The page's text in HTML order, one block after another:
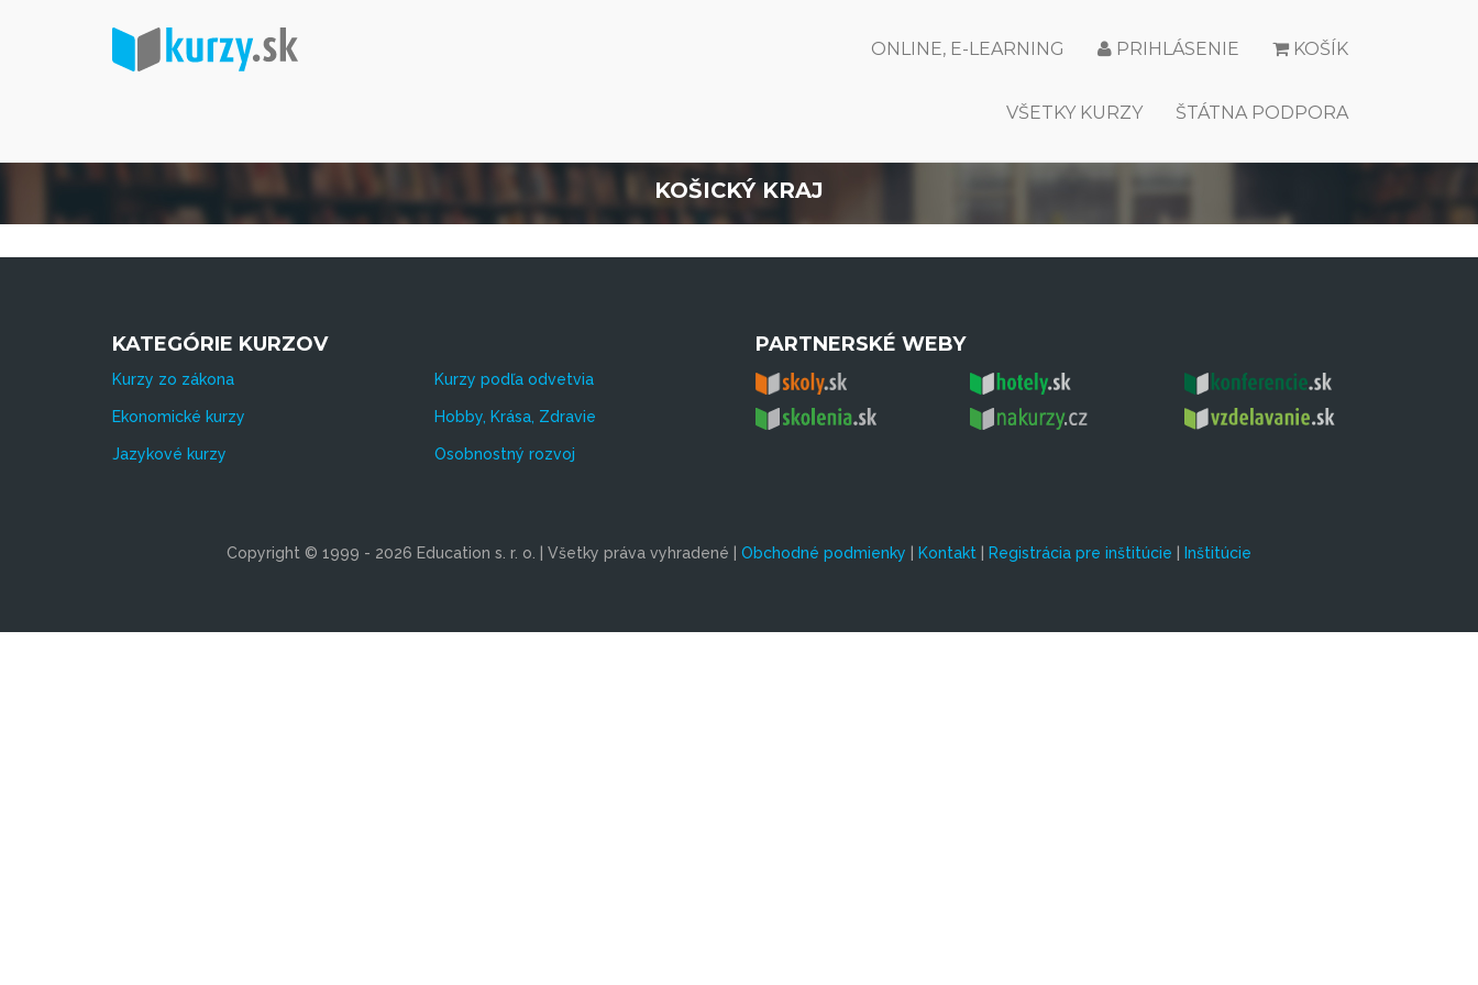
KOŠÍK
PRIHLÁSENIE
ONLINE, E-LEARNING
ŠTÁTNA PODPORA
VŠETKY KURZY
KOŠICKÝ KRAJ
KATEGÓRIE KURZOV
Kurzy zo zákona Kurzy podľa odvetvia
Ekonomické kurzy Hobby, Krása, Zdravie
Jazykové kurzy Osobnostný rozvoj
PARTNERSKÉ WEBY
Copyright © 1999 - 2026 Education s. r. o. | Všetky práva vyhradené | Obchodné podmienky Kontakt Registrácia pre inštitúcie Inštitúcie